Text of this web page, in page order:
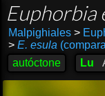
Euphorbia
Malpighiales >
> E. esula
autóctone
Lu